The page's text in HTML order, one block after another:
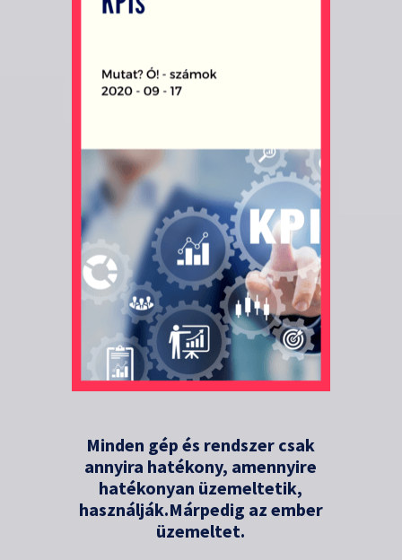
Minden gép és rendszer csak
annyira hatékony, amennyire
hatékonyan üzemeltetik,
használják.Márpedig az ember
üzemeltet.